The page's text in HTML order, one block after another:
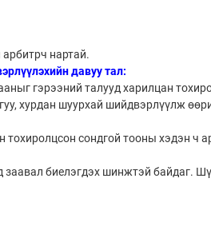
нартай.
давуу тал:
гэрээний талууд харилцан
хурдан шуурхай шийдвэрлүүлж
тохиролцсон сондгой тооны хэдэн ч
биелэгдэх шинжтэй байдаг.